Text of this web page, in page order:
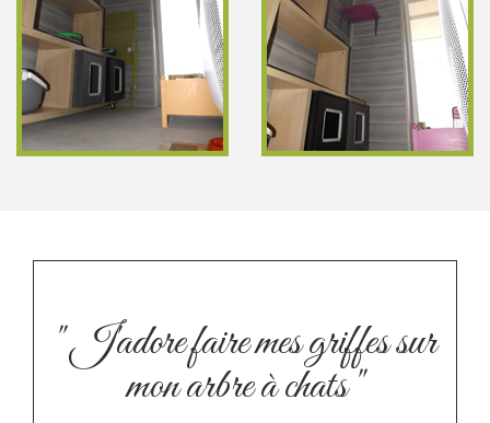
" J'adore faire mes griffes sur
mon arbre à chats "